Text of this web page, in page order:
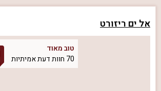
אל ים ריזורט
טוב מאוד
70 חוות דעת אמיתיות